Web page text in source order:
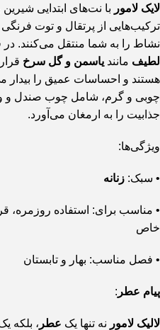
لایک لامور با نت‌های ابتدایی
ترکیب‌هایی از پرتقال و توت
نشاط را به شما منتقل می‌کنند. در
لطیف مانند یاسمن و گل سرخ
هستند و احساسات عمیق را بیدار
چوبی و گرم، شامل چوب صندل و
جذابیت را به ارمغان می‌آورد.
ویژگی‌ها:
• سبک: زنانه
• مناسب برای: استفاده روزمره،
خاص
• فصل مناسب: بهار و تابستان
پیام عطر :
لالیک لامور نه تنها یک عطر ، بلکه